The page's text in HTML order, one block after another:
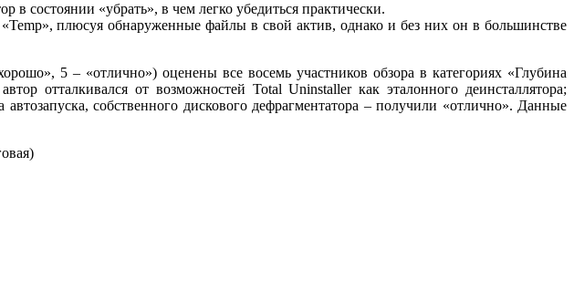
в состоянии «убрать», в чем легко убедиться практически.
плюсуя обнаруженные файлы в свой актив, однако и без них он в большинстве
5 – «отлично») оценены все восемь участников обзора в категориях «Глубина
отталкивался от возможностей Total Uninstaller как эталонного деинсталлятора;
собственного дискового дефрагментатора – получили «отлично». Данные